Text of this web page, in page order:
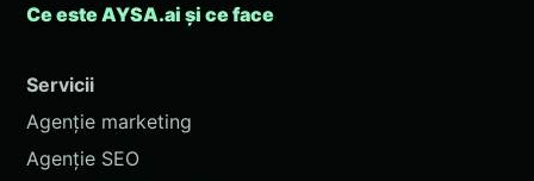
Ce este AYSA.ai și ce face
Servicii
Agenție marketing
Agenție SEO